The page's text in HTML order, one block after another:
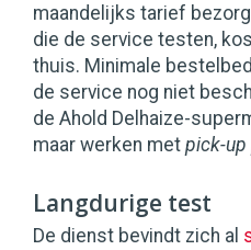
maandelijks tarief
die de service testen,
thuis. Minimale
de service nog niet
de Ahold Delhaize-
maar werken met pick-
Langdurige test
De dienst bevindt zich al